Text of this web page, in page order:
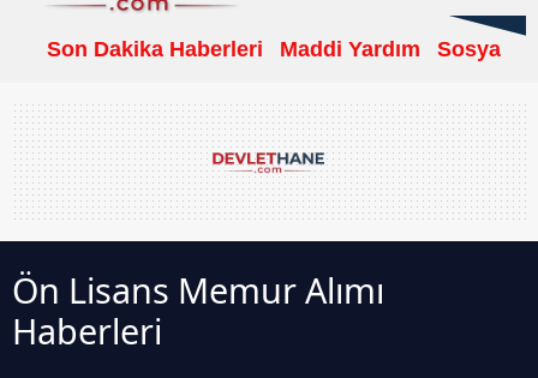
Son Dakika Haberleri Maddi Yardım Sosyal
Ön Lisans Memur Alımı
Haberleri